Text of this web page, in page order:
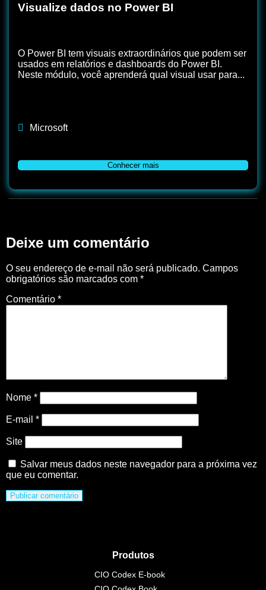
Visualize dados no Power BI
O Power BI tem visuais extraordinários que podem ser
usados em relatórios e dashboards do Power BI.
Neste módulo, você aprenderá qual visual usar para...
Microsoft
Conhecer mais
Deixe um comentário
O seu endereço de e-mail não será publicado. Campos
obrigatórios são marcados com *
Comentário *
Nome *
E-mail *
Site
Salvar meus dados neste navegador para a próxima vez
que eu comentar.
Produtos
CIO Codex E-book